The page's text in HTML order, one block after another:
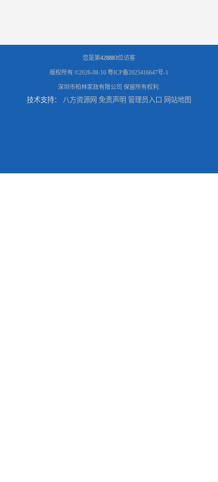
您是第428883位访客
版权所有 ©2026-08-10 粤ICP备2025416647号-1
深圳市柏林家政有限公司 保留所有权利.
技术支持： 八方资源网 免责声明 管理员入口 网站地图